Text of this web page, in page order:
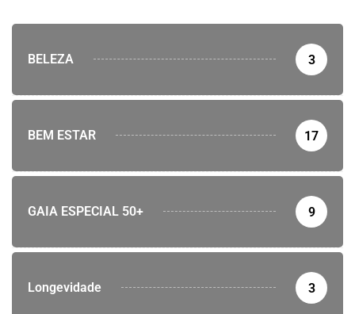
BELEZA 3
BEM ESTAR 17
GAIA ESPECIAL 50+ 9
Longevidade 3